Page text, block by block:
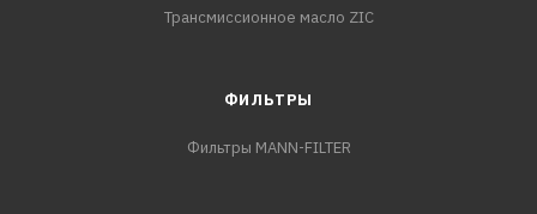
Трансмиссионное масло ZIC
ФИЛЬТРЫ
Фильтры MANN-FILTER